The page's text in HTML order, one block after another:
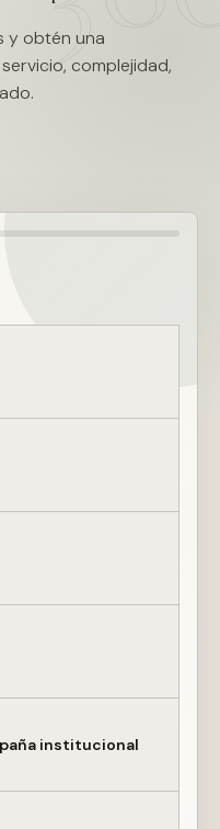
y obtén una
complejidad,
institucional